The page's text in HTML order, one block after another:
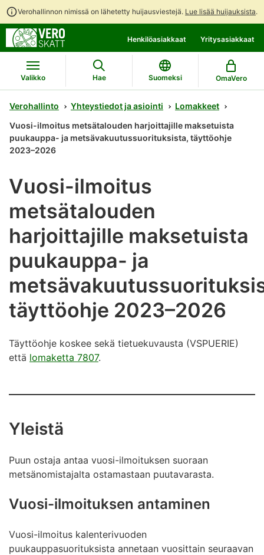
Verohallinnon nimissä on lähetetty huijausviestejä. Lue lisää huijauksista.
suoraan
sisältöön
koko
sivuston
hakuun
Henkilöasiakkaat Yritysasiakkaat
Valikko Hae Suomeksi OmaVero
Verohallinto Yhteystiedot ja asiointi
Lomakkeet
Vuosi-ilmoitus metsätalouden harjoittajille maksetuista
puukauppa- ja metsävakuutussuorituksista, täyttöohje
2023–2026
Vuosi-ilmoitus
metsätalouden
harjoittajille maksetuista
puukauppa- ja
täyttöohje 2023–2026
Täyttöohje koskee sekä tietuekuvausta (VSPUERIE)
että lomaketta 7807.
Yleistä
Puun ostaja antaa vuosi-ilmoituksen suoraan
metsänomistajalta ostamastaan puutavarasta.
Vuosi-ilmoituksen antaminen
Vuosi-ilmoitus kalenterivuoden
puukauppasuorituksista annetaan vuosittain seuraavan